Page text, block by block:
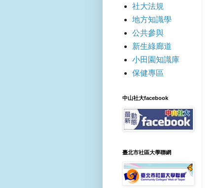
社大法規
地方知識學
公共參與
新生綠廊道
小田園知識庫
保健專區
中山社大facebook
臺北市社區大學聯網